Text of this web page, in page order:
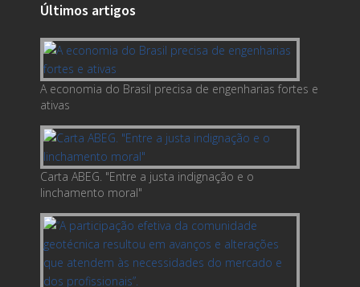
Últimos artigos
A economia do Brasil precisa de engenharias fortes e
ativas
Carta ABEG. "Entre a justa indignação e o
linchamento moral"